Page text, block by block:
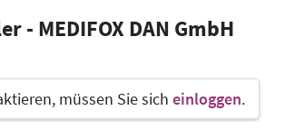
- MEDIFOX DAN GmbH
müssen Sie sich einloggen.